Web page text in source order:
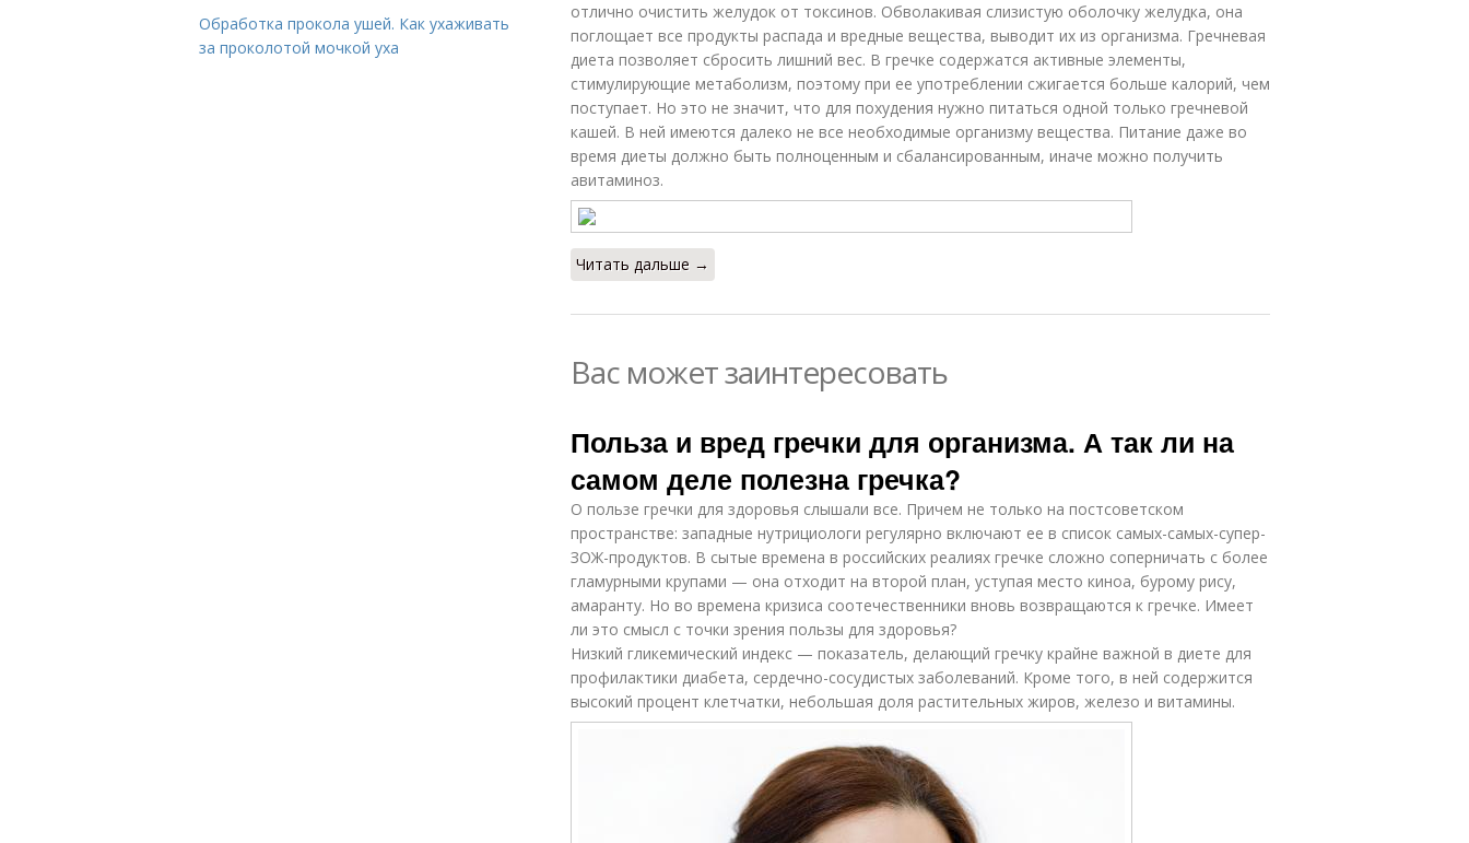
отлично очистить желудок от токсинов. Обволакивая слизистую оболочку желудка, она
поглощает все продукты распада и вредные вещества, выводит их из организма. Гречневая
диета позволяет сбросить лишний вес. В гречке содержатся активные элементы,
стимулирующие метаболизм, поэтому при ее употреблении сжигается больше калорий, чем
поступает. Но это не значит, что для похудения нужно питаться одной только гречневой
кашей. В ней имеются далеко не все необходимые организму вещества. Питание даже во
время диеты должно быть полноценным и сбалансированным, иначе можно получить
авитаминоз.
Читать дальше →
Вас может заинтересовать
Польза и вред гречки для организма. А так ли на
самом деле полезна гречка?
О пользе гречки для здоровья слышали все. Причем не только на постсоветском
пространстве: западные нутрициологи регулярно включают ее в список самых-самых-супер-
ЗОЖ-продуктов. В сытые времена в российских реалиях гречке сложно соперничать с более
гламурными крупами — она отходит на второй план, уступая место киноа, бурому рису,
амаранту. Но во времена кризиса соотечественники вновь возвращаются к гречке. Имеет
ли это смысл с точки зрения пользы для здоровья?
Низкий гликемический индекс — показатель, делающий гречку крайне важной в диете для
профилактики диабета, сердечно-сосудистых заболеваний. Кроме того, в ней содержится
высокий процент клетчатки, небольшая доля растительных жиров, железо и витамины.
Обработка прокола ушей. Как ухаживать
за проколотой мочкой уха